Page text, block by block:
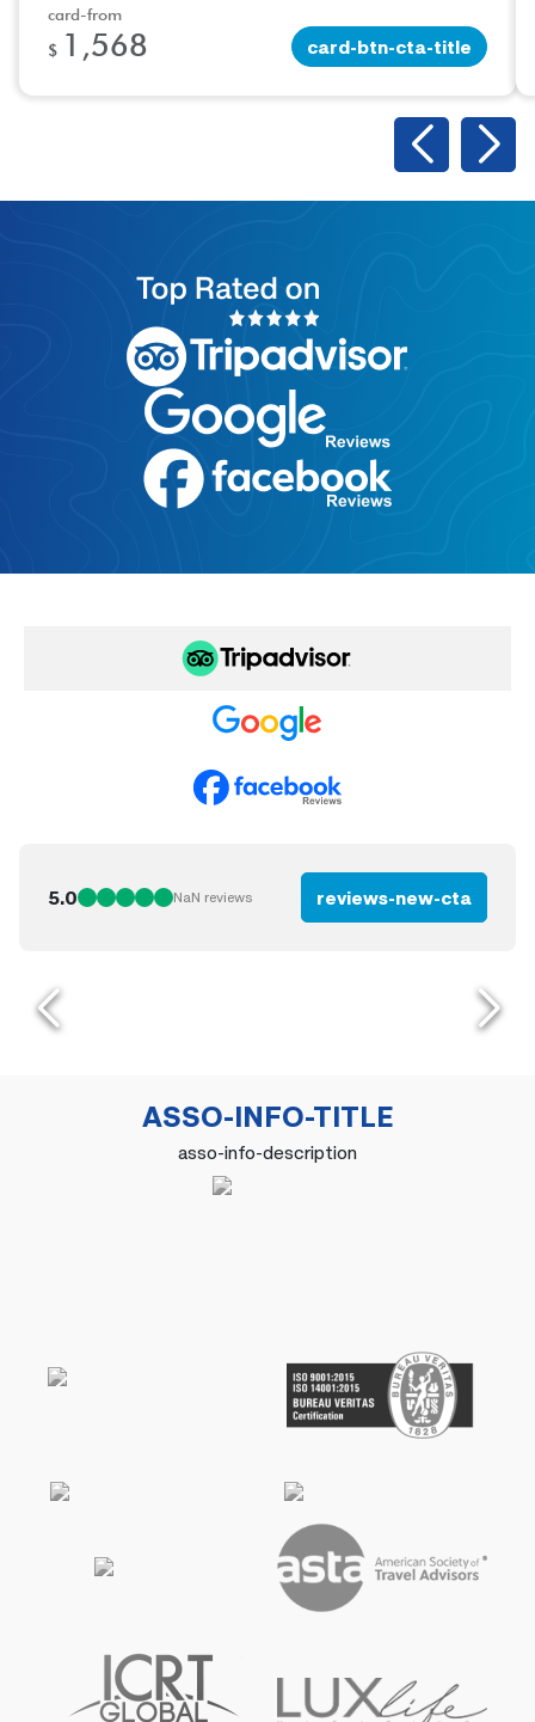
card-from
$ 1,568 card-btn-cta-title
5.0 NaN reviews reviews-new-cta
ASSO-INFO-TITLE
asso-info-description